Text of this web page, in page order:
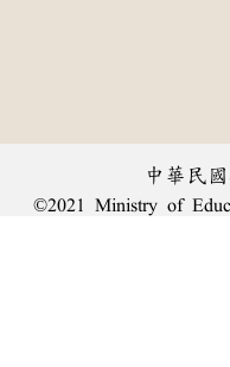
中華民
©2021 Ministry of